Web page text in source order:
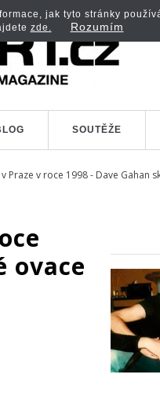
SOUTĚŽE
v Praze v roce 1998 - Dave
ovace
jak tyto stránky
zde. Rozumím